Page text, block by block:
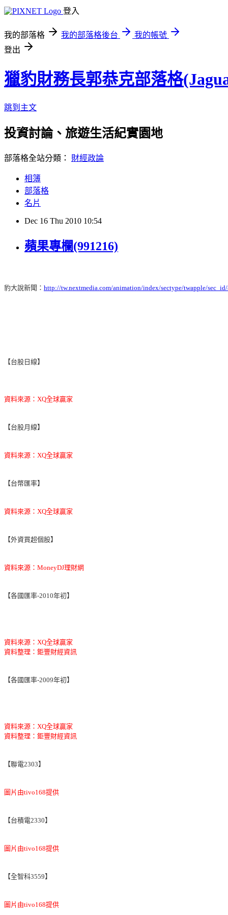
登入
我的部落格 我的部落格後台
我的帳號
登出
獵豹財務長郭恭克部落格
跳到主文
投資討論、旅遊生活紀實園地
部落格全站分類： 財經政論
相簿
部落格
名片
Dec 16 Thu 2010 10:54
蘋果專欄(991216)
豹大說新聞： http://tw.nextmedia.com/animation/index/sectype/twapple/
【台股日線】
資料來源：XQ全球贏家
【台股月線】
資料來源：XQ全球贏家
【台幣匯率】
資料來源：XQ全球贏家
【外資買超個股】
資料來源：MoneyDJ理財網
【各國匯率-2010年初】
資料來源：XQ全球贏家
資料整理：鉅豐財經資訊
【各國匯率-2009年初】
資料來源：XQ全球贏家
資料整理：鉅豐財經資訊
【聯電2303】
圖片由tivo168提供
【台積電2330】
圖片由tivo168提供
【全智科3559】
圖片由tivo168提供